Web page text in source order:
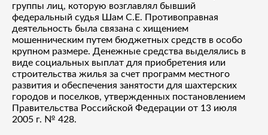
группы лиц, которую возглавлял бывший
федеральный судья Шам С.Е. Противоправная
деятельность была связана с хищением
мошенническим путем бюджетных средств в особо
крупном размере. Денежные средства выделялись в
виде социальных выплат для приобретения или
строительства жилья за счет программ местного
развития и обеспечения занятости для шахтерских
городов и поселков, утвержденных постановлением
Правительства Российской Федерации от 13 июля
2005 г. № 428.